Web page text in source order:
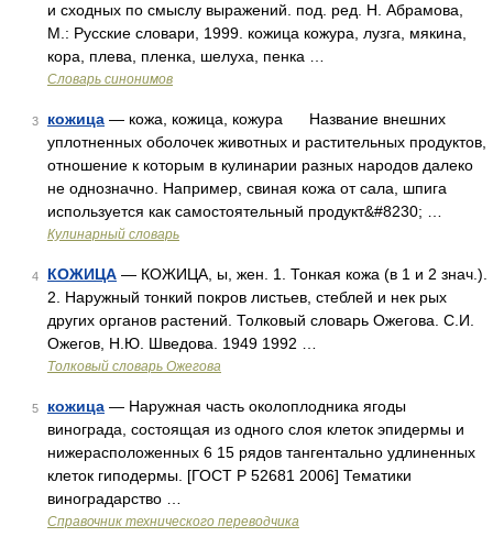
и сходных по смыслу выражений. под. ред. Н. Абрамова,
М.: Русские словари, 1999. кожица кожура, лузга, мякина,
кора, плева, пленка, шелуха, пенка …
Словарь синонимов
3 кожица — кожа, кожица, кожура Название внешних
уплотненных оболочек животных и растительных продуктов,
отношение к которым в кулинарии разных народов далеко
не однозначно. Например, свиная кожа от сала, шпига
используется как самостоятельный продукт&#8230; …
Кулинарный словарь
4 КОЖИЦА — КОЖИЦА, ы, жен. 1. Тонкая кожа (в 1 и 2 знач.).
2. Наружный тонкий покров листьев, стеблей и нек рых
других органов растений. Толковый словарь Ожегова. С.И.
Ожегов, Н.Ю. Шведова. 1949 1992 …
Толковый словарь Ожегова
5 кожица — Наружная часть околоплодника ягоды
винограда, состоящая из одного слоя клеток эпидермы и
нижерасположенных 6 15 рядов тангентально удлиненных
клеток гиподермы. [ГОСТ Р 52681 2006] Тематики
виноградарство …
Справочник технического переводчика